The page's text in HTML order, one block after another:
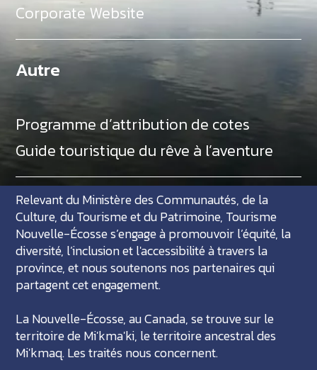
Corporate Website
Autre
Programme d’attribution de cotes
Guide touristique du rêve à l’aventure
Relevant du Ministère des Communautés, de la
Culture, du Tourisme et du Patrimoine, Tourisme
Nouvelle-Écosse s’engage à promouvoir l’équité, la
diversité, l’inclusion et l'accessibilité à travers la
province, et nous soutenons nos partenaires qui
partagent cet engagement.
La Nouvelle-Écosse, au Canada, se trouve sur le
territoire de Mi'kma'ki, le territoire ancestral des
Mi'kmaq. Les traités nous concernent.